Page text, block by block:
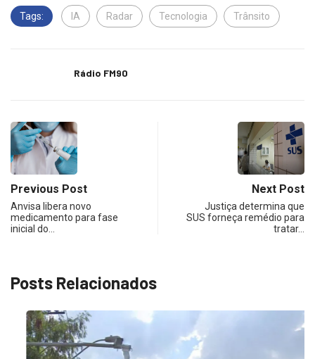
Tags: IA Radar Tecnologia Trânsito
Rádio FM90
Previous Post
Anvisa libera novo
medicamento para fase
inicial do…
Next Post
Justiça determina que
SUS forneça remédio para
tratar…
Posts Relacionados